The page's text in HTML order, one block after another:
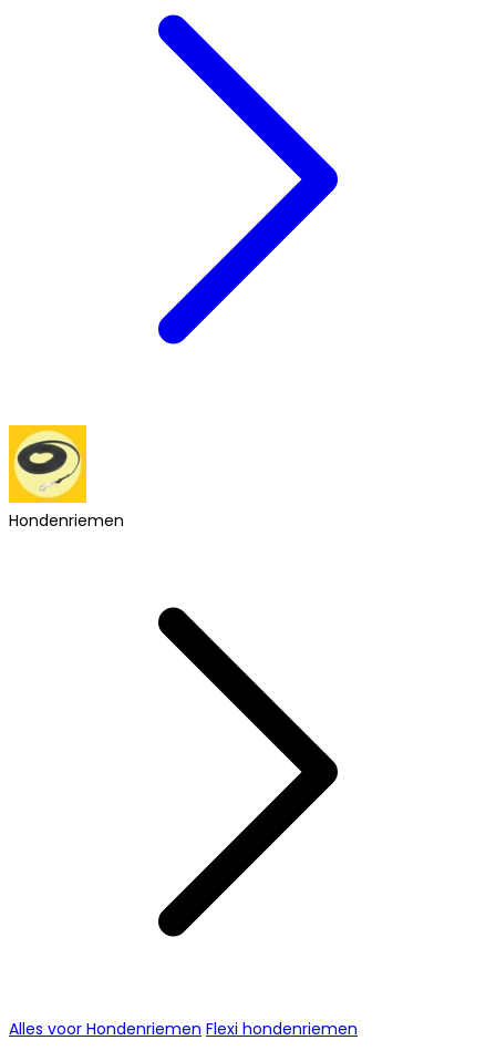
Hondenriemen
Alles voor Hondenriemen Flexi hondenriemen